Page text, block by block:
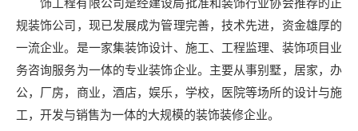
饰工程有限公司是经建设局批准和装饰行业协会推荐的正
规装饰公司，现已发展成为管理完善，技术先进，资金雄厚的
一流企业。是一家集装饰设计、施工、工程监理、装饰项目业
务咨询服务为一体的专业装饰企业。主要从事别墅，居家，办
公，厂房，商业，酒店，娱乐，学校，医院等场所的设计与施
工，开发与销售为一体的大规模的装饰装修企业。